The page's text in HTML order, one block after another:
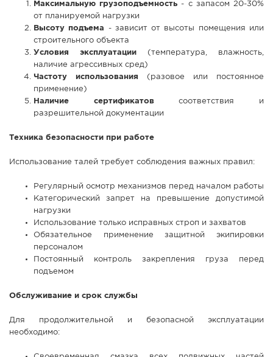
Максимальную грузоподъемность - с запасом 20-30%
от планируемой нагрузки
Высоту подъема
- зависит от высоты помещения или
строительного объекта
Условия эксплуатации (температура, влажность,
наличие агрессивных сред)
Частоту использования (разовое или постоянное
применение)
Наличие сертификатовсоответствия и
разрешительной документации
Техника безопасности при работе
Использование талей требует соблюдения важных правил:
Регулярный осмотр механизмов перед началом работы
Категорический запрет на превышение допустимой
нагрузки
Использование только исправных строп и захватов
Обязательное применение защитной экипировки
персоналом
Постоянный контроль закрепления груза перед
подъемом
Обслуживание и срок службы
Для продолжительной и безопасной эксплуатации
необходимо: